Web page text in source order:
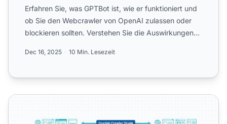
Erfahren Sie, was GPTBot ist, wie er funktioniert und
ob Sie den Webcrawler von OpenAI zulassen oder
blockieren sollten. Verstehen Sie die Auswirkungen
Dec 16, 2025 10 Min. Lesezeit
GPTBot vs OAI-SearchBot: Die verschiedenen Crawler